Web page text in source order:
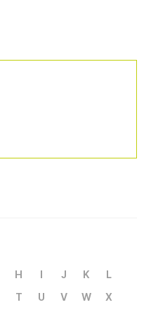
H I J K
L
T U V W
X